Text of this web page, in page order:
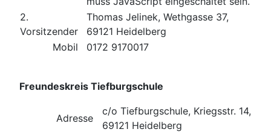
2.
Vorsitzender
Thomas Jelinek, Wethgasse 37,
69121 Heidelberg
Mobil
0172 9170017
Freundeskreis Tiefburgschule
Adresse
c/o Tiefburgschule, Kriegsstr. 14,
69121 Heidelberg